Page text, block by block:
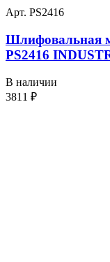
Арт. PS2416
Шлифовальная
PS2416
В наличии
3811 ₽